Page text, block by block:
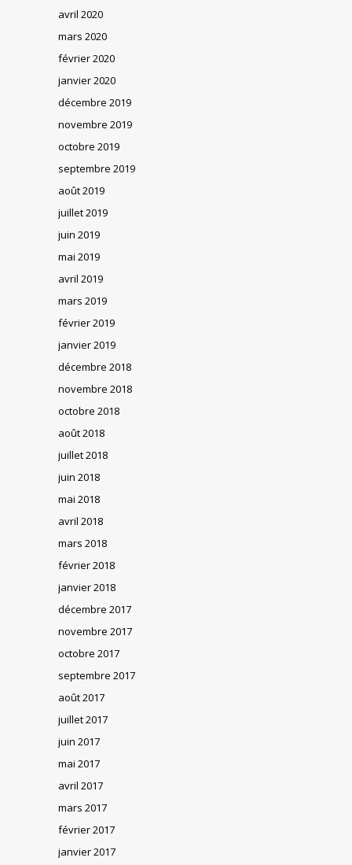
avril 2020
mars 2020
février 2020
janvier 2020
décembre 2019
novembre 2019
octobre 2019
septembre 2019
août 2019
juillet 2019
juin 2019
mai 2019
avril 2019
mars 2019
février 2019
janvier 2019
décembre 2018
novembre 2018
octobre 2018
août 2018
juillet 2018
juin 2018
mai 2018
avril 2018
mars 2018
février 2018
janvier 2018
décembre 2017
novembre 2017
octobre 2017
septembre 2017
août 2017
juillet 2017
juin 2017
mai 2017
avril 2017
mars 2017
février 2017
janvier 2017